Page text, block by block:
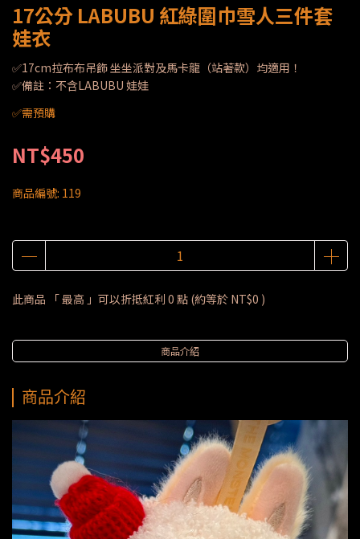
17公分 LABUBU 紅綠圍巾雪人三件套
娃衣
✅17cm拉布布吊飾 坐坐派對及馬卡龍（站著款）均適用！
✅備註：不含LABUBU 娃娃
✅需預購
NT$450
商品編號: 119
此商品 「 最高 」可以折抵紅利 0 點 (約等於 NT$0 )
商品介紹
商品介紹